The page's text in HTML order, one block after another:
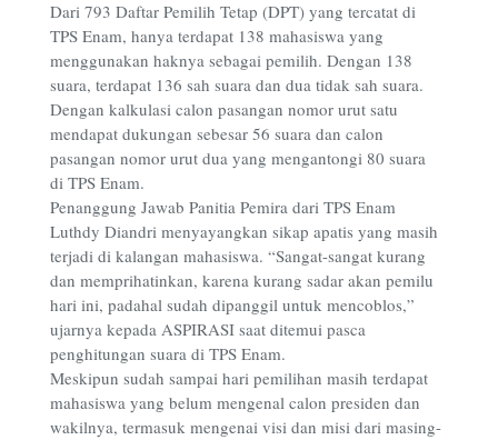
Dari 793 Daftar Pemilih Tetap (DPT) yang tercatat di
TPS Enam, hanya terdapat 138 mahasiswa yang
menggunakan haknya sebagai pemilih. Dengan 138
suara, terdapat 136 sah suara dan dua tidak sah suara.
Dengan kalkulasi calon pasangan nomor urut satu
mendapat dukungan sebesar 56 suara dan calon
pasangan nomor urut dua yang mengantongi 80 suara
di TPS Enam.
Penanggung Jawab Panitia Pemira dari TPS Enam
Luthdy Diandri menyayangkan sikap apatis yang masih
terjadi di kalangan mahasiswa. “Sangat-sangat kurang
dan memprihatinkan, karena kurang sadar akan pemilu
hari ini, padahal sudah dipanggil untuk mencoblos,”
ujarnya kepada ASPIRASI saat ditemui pasca
penghitungan suara di TPS Enam.
Meskipun sudah sampai hari pemilihan masih terdapat
mahasiswa yang belum mengenal calon presiden dan
wakilnya, termasuk mengenai visi dan misi dari masing-